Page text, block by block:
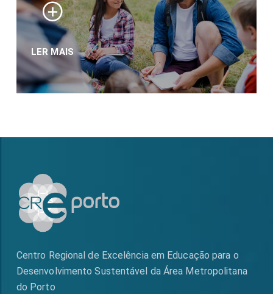
LER MAIS
Centro Regional de Excelência em Educação para o
Desenvolvimento Sustentável da Área Metropolitana
do Porto